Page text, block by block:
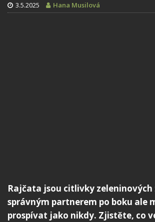
3.5.2025 Hana Musilová
Rajčata jsou citlivky zeleninových
správným partnerem po boku ale
prospívat jako nikdy. Zjistěte, co